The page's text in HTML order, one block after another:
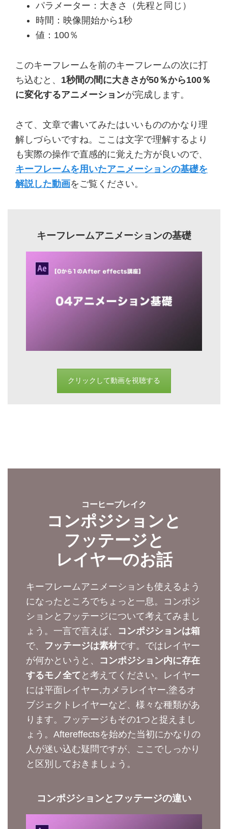
パラメーター：大きさ（先程と同じ）
時間：映像開始から1秒
値：100％
このキーフレームを前のキーフレームの次に打
ち込むと、 1秒間の間に大きさが50％から100％
に変化するアニメーションが完成します。
さて、文章で書いてみたはいいもののかなり理
解しづらいですね。ここは文字で理解するより
も実際の操作で直感的に覚えた方が良いので、
キーフレームを用いたアニメーションの基礎を
解説した動画をご覧ください。
キーフレームアニメーションの基礎
クリックして動画を視聴する
コーヒーブレイク
コンポジションと
フッテージと
レイヤーのお話
キーフレームアニメーションも使えるよう
になったところでちょっと一息。コンポジ
ションとフッテージについて考えてみまし
ょう。一言で言えば、 コンポジションは箱
で、 フッテージは素材です。ではレイヤー
が何かというと、 コンポジション内に存在
するモノ全て と考えてください。レイヤー
には平面レイヤー,カメラレイヤー,塗るオ
ブジェクトレイヤーなど、様々な種類があ
ります。フッテージもその1つと捉えまし
ょう。Aftereffectsを始めた当初にかなりの
人が迷い込む疑問ですが、ここでしっかり
と区別しておきましょう。
コンポジションとフッテージの違い